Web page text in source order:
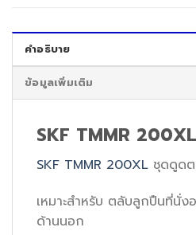
คำอธิบาย
ข้อมูลเพิ่มเติม
SKF TMMR 200XL
SKF TMMR 200XL ชุดดูด
เหมาะสำหรับ ตลับลูกปืนที่นั่ง
ด้านนอก